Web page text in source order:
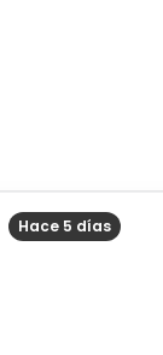
Hace 5 días